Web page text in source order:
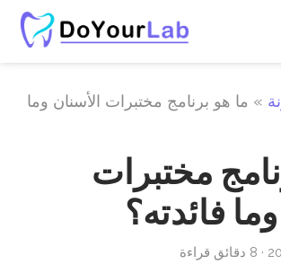
» ما هو برنامج مختبرات الأسنان وما
مختبرات
فائدته؟